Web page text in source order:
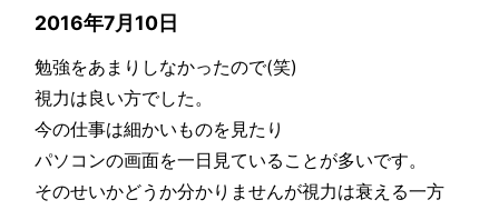
2016年7月10日
勉強をあまりしなかったので(笑)
視力は良い方でした。
今の仕事は細かいものを見たり
パソコンの画面を一日見ていることが多いです。
そのせいかどうか分かりませんが視力は衰える一方